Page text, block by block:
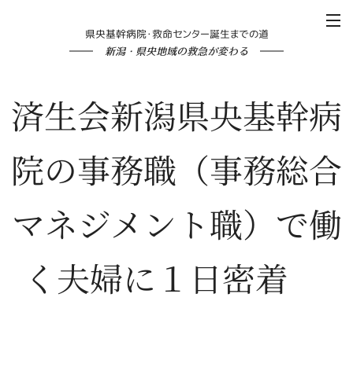
県央基幹病院・救命センター誕生までの道
新潟・県央地域の救急が変わる
済生会新潟県央基幹病
院の事務職（事務総合
マネジメント職）で働
く夫婦に１日密着📸